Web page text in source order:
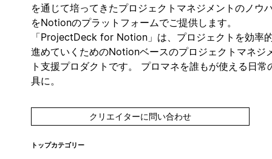
を通じて培ってきたプロジェクトマネジメントのノウ
をNotionのプラットフォームでご提供します。
「ProjectDeck for Notion」は、プロジェクトを効率
進めていくためのNotionベースのプロジェクトマネジ
ト支援プロダクトです。 プロマネを誰もが使える日常
具に。
クリエイターに問い合わせ
トップカテゴリー